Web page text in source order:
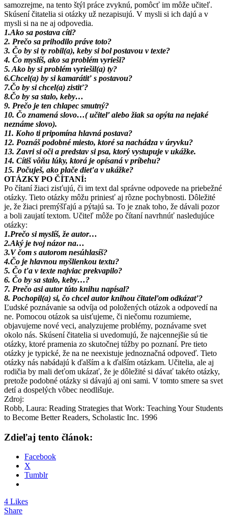
samozrejme, na tento štýl práce zvyknú, pomôcť im môže učiteľ.
Skúsení čitatelia si otázky už nezapisujú. V mysli si ich dajú a v
mysli si na ne aj odpovedia.
1.Ako sa postava cíti?
2. Prečo sa prihodilo práve toto?
3. Čo by si ty robil(a), keby si bol postavou v texte?
4. Čo myslíš, ako sa problém vyrieši?
5. Ako by si problém vyriešil(a) ty?
6.Chcel(a) by si kamarátiť s postavou?
7.Čo by si chcel(a) zistiť?
8.Čo by sa stalo, keby…
9. Prečo je ten chlapec smutný?
10. Čo znamená slovo…( učiteľ alebo žiak sa opýta na nejaké
neznáme slovo).
11. Koho ti pripomína hlavná postava?
12. Poznáš podobné miesto, ktoré sa nachádza v úryvku?
13. Zavri si oči a predstav si psa, ktorý vystupuje v ukážke.
14. Cítiš vôňu lúky, ktorá je opísaná v príbehu?
15. Počuješ, ako plače dieťa v ukážke?
OTÁZKY PO ČÍTANÍ:
Po čítaní žiaci zisťujú, či im text dal správne odpovede na priebežné
otázky. Tieto otázky môžu priniesť aj rôzne pochybnosti. Dôležité
je, že žiaci premýšľajú a pýtajú sa. To je znak toho, že dávali pozor
a boli zaujatí textom. Učiteľ môže po čítaní navrhnúť nasledujúce
otázky:
1.Prečo si myslíš, že autor…
2.Aký je tvoj názor na…
3.V čom s autorom nesúhlasíš?
4.Čo je hlavnou myšlienkou textu?
5. Čo ťa v texte najviac prekvapilo?
6. Čo by sa stalo, keby…?
7. Prečo asi autor túto knihu napísal?
8. Pochopil(a) si, čo chcel autor knihou čitateľom odkázať?
Ľudské poznávanie sa odvíja od položených otázok a odpovedí na
ne. Pomocou otázok sa uisťujeme, či niečomu rozumieme,
objavujeme nové veci, analyzujeme problémy, poznávame svet
okolo nás. Skúsení čitatelia si uvedomujú, že najcennejšie sú tie
otázky, ktoré pramenia zo skutočnej túžby po poznaní. Pre tieto
otázky je typické, že na ne neexistuje jednoznačná odpoveď. Tieto
otázky nás nabádajú k ďalším a k ďalším otázkam. Učitelia, ale aj
rodičia by mali deťom ukázať, že je dôležité si dávať takéto otázky,
pretože podobné otázky si dávajú aj oni sami. V tomto smere sa svet
detí a dospelých vôbec neodlišuje.
Zdroj:
Robb, Laura: Reading Strategies that Work: Teaching Your Students
to Become Better Readers, Scholastic Inc. 1996
Zdieľaj tento článok:
Facebook
X
Tumblr
4 Likes
Share